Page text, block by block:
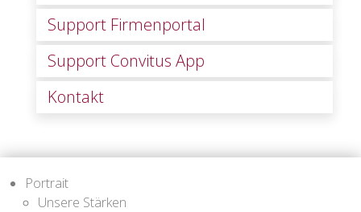
Support Firmenportal
Support Convitus App
Kontakt
Portrait
Unsere Stärken